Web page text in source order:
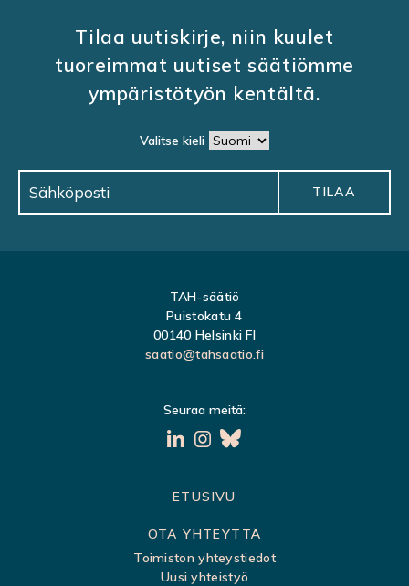
Tilaa uutiskirje, niin kuulet
tuoreimmat uutiset säätiömme
ympäristötyön kentältä.
Valitse kieli
TAH-säätiö
Puistokatu 4
00140 Helsinki FI
saatio@tahsaatio.fi
Seuraa meitä:
ETUSIVU
OTA YHTEYTTÄ
Toimiston yhteystiedot
Uusi yhteistyö